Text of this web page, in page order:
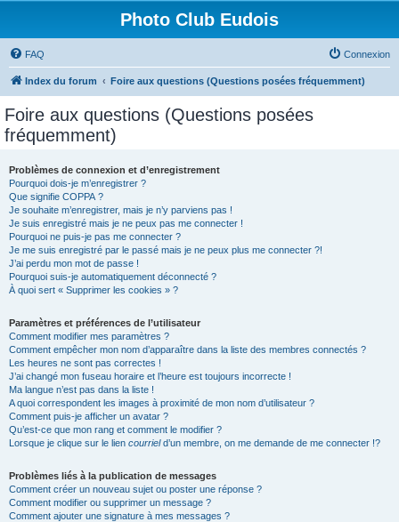
Photo Club Eudois
FAQ Connexion
Index du forum Foire aux questions (Questions posées fréquemment)
Foire aux questions (Questions posées
fréquemment)
Problèmes de connexion et d’enregistrement
Pourquoi dois-je m’enregistrer ?
Que signifie COPPA ?
Je souhaite m’enregistrer, mais je n’y parviens pas !
Je suis enregistré mais je ne peux pas me connecter !
Pourquoi ne puis-je pas me connecter ?
Je me suis enregistré par le passé mais je ne peux plus me connecter ?!
J’ai perdu mon mot de passe !
Pourquoi suis-je automatiquement déconnecté ?
À quoi sert « Supprimer les cookies » ?
Paramètres et préférences de l’utilisateur
Comment modifier mes paramètres ?
Comment empêcher mon nom d’apparaître dans la liste des membres connectés ?
Les heures ne sont pas correctes !
J’ai changé mon fuseau horaire et l’heure est toujours incorrecte !
Ma langue n’est pas dans la liste !
A quoi correspondent les images à proximité de mon nom d’utilisateur ?
Comment puis-je afficher un avatar ?
Qu’est-ce que mon rang et comment le modifier ?
Lorsque je clique sur le lien courrield’un membre, on me demande de me connecter !?
Problèmes liés à la publication de messages
Comment créer un nouveau sujet ou poster une réponse ?
Comment modifier ou supprimer un message ?
Comment ajouter une signature à mes messages ?